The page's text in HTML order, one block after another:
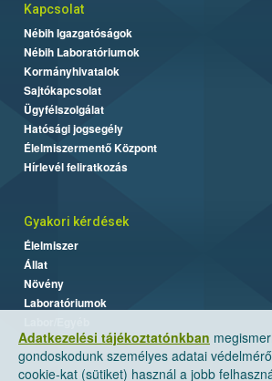
Adatkezelési tájékoztatónkban
gondoskodunk személyes adatai
cookie-kat (sütiket) használ a jobb
Kapcsolat
Nébih Igazgatóságok
Nébih Laboratóriumok
Kormányhivatalok
Sajtókapcsolat
Ügyfélszolgálat
Hatósági jogsegély
Élelmiszermentő Központ
Hírlevél feliratkozás
Gyakori kérdések
Élelmiszer
Állat
Növény
Laboratóriumok